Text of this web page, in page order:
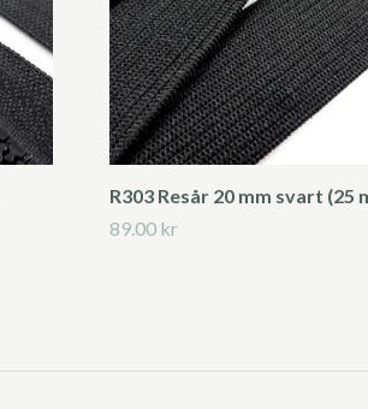
R303 Resår 20 mm svart (25
89.00 kr